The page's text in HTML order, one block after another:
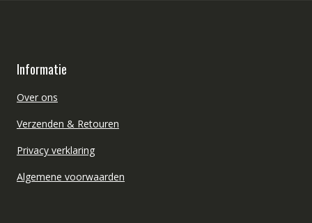
Informatie
Over ons
Verzenden & Retouren
Privacy verklaring
Algemene voorwaarden